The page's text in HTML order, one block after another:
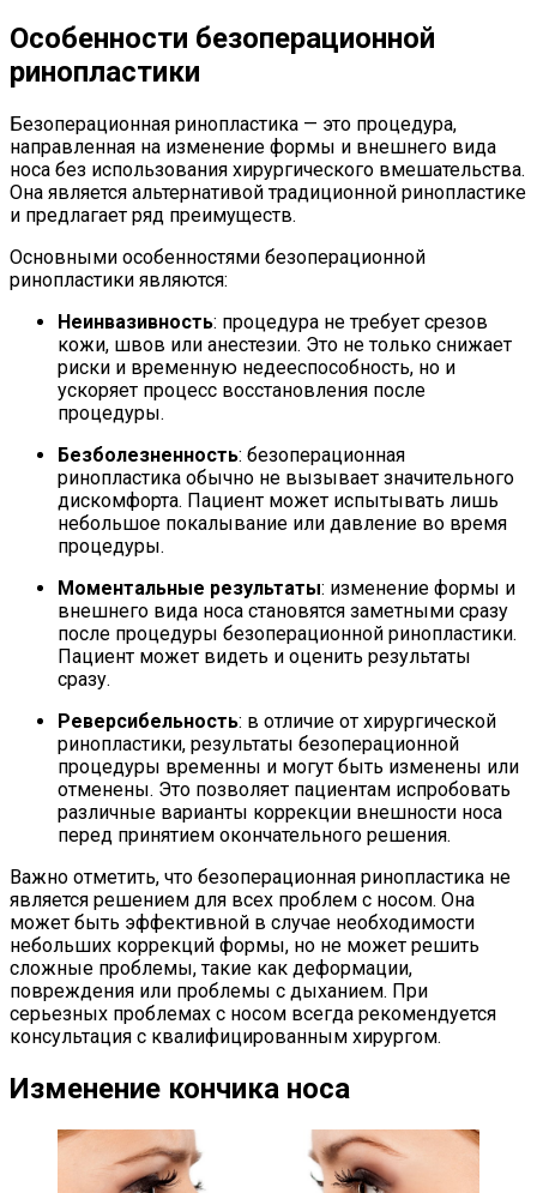
Особенности безоперационной
ринопластики
Безоперационная ринопластика — это процедура,
направленная на изменение формы и внешнего вида
носа без использования хирургического вмешательства.
Она является альтернативой традиционной ринопластике
и предлагает ряд преимуществ.
Основными особенностями безоперационной
ринопластики являются:
Неинвазивность: процедура не требует срезов
кожи, швов или анестезии. Это не только снижает
риски и временную недееспособность, но и
ускоряет процесс восстановления после
процедуры.
Безболезненность: безоперационная
ринопластика обычно не вызывает значительного
дискомфорта. Пациент может испытывать лишь
небольшое покалывание или давление во время
процедуры.
Моментальные результаты: изменение формы и
внешнего вида носа становятся заметными сразу
после процедуры безоперационной ринопластики.
Пациент может видеть и оценить результаты
сразу.
Реверсибельность: в отличие от хирургической
ринопластики, результаты безоперационной
процедуры временны и могут быть изменены или
отменены. Это позволяет пациентам испробовать
различные варианты коррекции внешности носа
перед принятием окончательного решения.
Важно отметить, что безоперационная ринопластика не
является решением для всех проблем с носом. Она
может быть эффективной в случае необходимости
небольших коррекций формы, но не может решить
сложные проблемы, такие как деформации,
повреждения или проблемы с дыханием. При
серьезных проблемах с носом всегда рекомендуется
консультация с квалифицированным хирургом.
Изменение кончика носа